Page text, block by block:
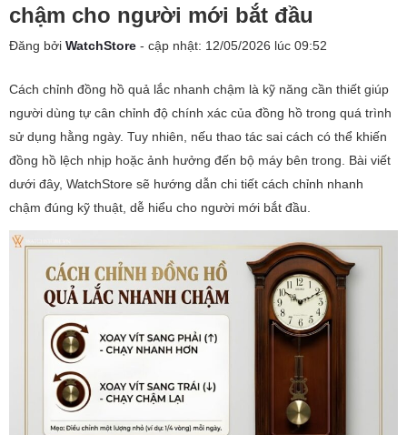
chậm cho người mới bắt đầu
Đăng bởi WatchStore - cập nhật: 12/05/2026 lúc 09:52
Cách chỉnh đồng hồ quả lắc nhanh chậm là kỹ năng cần thiết giúp
người dùng tự cân chỉnh độ chính xác của đồng hồ trong quá trình
sử dụng hằng ngày. Tuy nhiên, nếu thao tác sai cách có thể khiến
đồng hồ lệch nhịp hoặc ảnh hưởng đến bộ máy bên trong. Bài viết
dưới đây, WatchStore sẽ hướng dẫn chi tiết cách chỉnh nhanh
chậm đúng kỹ thuật, dễ hiểu cho người mới bắt đầu.